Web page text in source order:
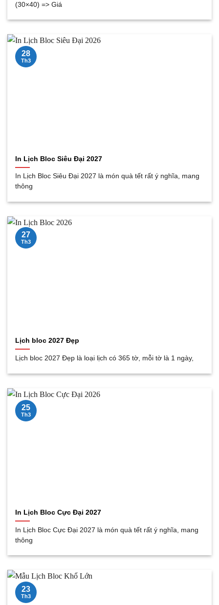
(30×40) => Giá
In Lịch Bloc Siêu Đại 2027
In Lịch Bloc Siêu Đại 2027 là món quà tết rất ý nghĩa, mang
thông
28
Th3
Lịch bloc 2027 Đẹp
Lịch bloc 2027 Đẹp là loại lịch có 365 tờ, mỗi tờ là 1 ngày,
27
Th3
In Lịch Bloc Cực Đại 2027
In Lịch Bloc Cực Đại 2027 là món quà tết rất ý nghĩa, mang
thông
25
Th3
23
Th3